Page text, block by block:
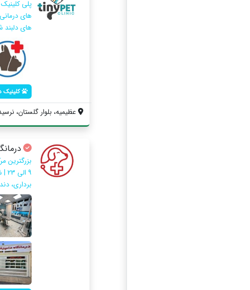
پلی
های
های دلبند
کلینیک
عظیمیه، بلوار گلستان،
بزرگترین
9
برداری،